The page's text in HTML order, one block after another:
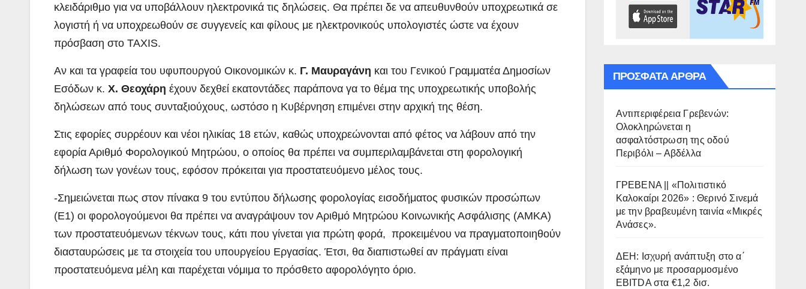
κλειδάριθμο για να υποβάλλουν ηλεκτρονικά τις δηλώσεις. Θα πρέπει δε να απευθυνθούν υποχρεωτικά σε
λογιστή ή να υποχρεωθούν σε συγγενείς και φίλους με ηλεκτρονικούς υπολογιστές ώστε να έχουν
πρόσβαση στο TAXIS.
Αν και τα γραφεία του υφυπουργού Οικονομικών κ. Γ. Μαυραγάνη και του Γενικού Γραμματέα Δημοσίων
Εσόδων κ. Χ. Θεοχάρη έχουν δεχθεί εκατοντάδες παράπονα γα το θέμα της υποχρεωτικής υποβολής
δηλώσεων από τους συνταξιούχους, ωστόσο η Κυβέρνηση επιμένει στην αρχική της θέση.
Στις εφορίες συρρέουν και νέοι ηλικίας 18 ετών, καθώς υποχρεώνονται από φέτος να λάβουν από την
εφορία Αριθμό Φορολογικού Μητρώου, ο οποίος θα πρέπει να συμπεριλαμβάνεται στη φορολογική
δήλωση των γονέων τους, εφόσον πρόκειται για προστατευόμενο μέλος τους.
-Σημειώνεται πως στον πίνακα 9 του εντύπου δήλωσης φορολογίας εισοδήματος φυσικών προσώπων
(Ε1) οι φορολογούμενοι θα πρέπει να αναγράψουν τον Αριθμό Μητρώου Κοινωνικής Ασφάλισης (ΑΜΚΑ)
των προστατευόμενων τέκνων τους, κάτι που γίνεται για πρώτη φορά, προκειμένου να πραγματοποιηθούν
διασταυρώσεις με τα στοιχεία του υπουργείου Εργασίας. Έτσι, θα διαπιστωθεί αν πράγματι είναι
προστατευόμενα μέλη και παρέχεται νόμιμα το πρόσθετο αφορολόγητο όριο.
ΠΡΌΣΦΑΤΑ ΆΡΘΡΑ
Αντιπεριφέρεια Γρεβενών:
Ολοκληρώνεται η
ασφαλτόστρωση της οδού
Περιβόλι – Αβδέλλα
ΓΡΕΒΕΝΑ || «Πολιτιστικό
Καλοκαίρι 2026» : Θερινό Σινεμά
με την βραβευμένη ταινία «Μικρές
Ανάσες».
ΔΕΗ: Ισχυρή ανάπτυξη στο α΄
εξάμηνο με προσαρμοσμένο
EBITDA στα €1,2 δισ.